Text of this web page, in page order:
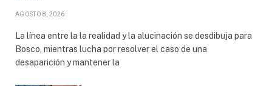
AGOSTO 8, 2026
La línea entre la la realidad y la alucinación se desdibuja para
Bosco, mientras lucha por resolver el caso de una
desaparición y mantener la